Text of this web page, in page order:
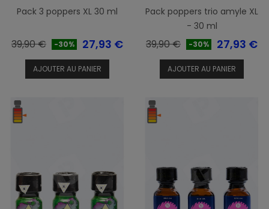
Pack 3 poppers XL 30 ml
Prix
base
39,90 € -30% Prix
27,93 €
AJOUTER AU PANIER
Pack poppers trio amyle XL
- 30 ml
Prix
base
39,90 € -30% Prix
27,93 €
AJOUTER AU PANIER